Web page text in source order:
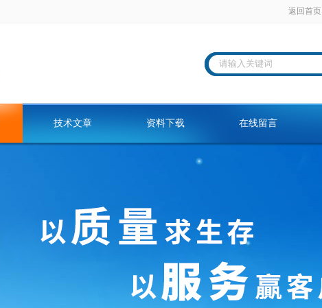
返回首页
技术文章 资料下载 在线留言